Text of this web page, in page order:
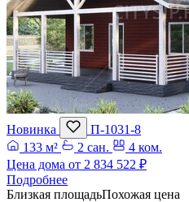
Новинка
П-1031-8
133 м²
2 сан.
4 ком.
Цена дома от 2 834 522 ₽
Подробнее
Близкая площадьПохожая цена